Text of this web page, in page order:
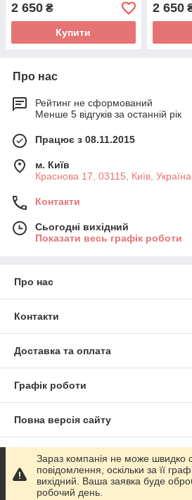
2 650 ₴
Купити
2 650
Про нас
Рейтинг не сформований
Менше 5 відгуків за останній рік
Працює з 08.11.2015
м. Київ
Краснова 17, 03115, Київ, Україна
Контакти
Сьогодні вихідний
Показати весь графік роботи
Про нас
Контакти
Доставка та оплата
Графік роботи
Повна версія сайту
Сайт створено на маркетплейсі
Політика конфіденційності
Зараз компанія не може швидко
повідомлення, оскільки за її
вихідний. Ваша заявка буде
робочий день.